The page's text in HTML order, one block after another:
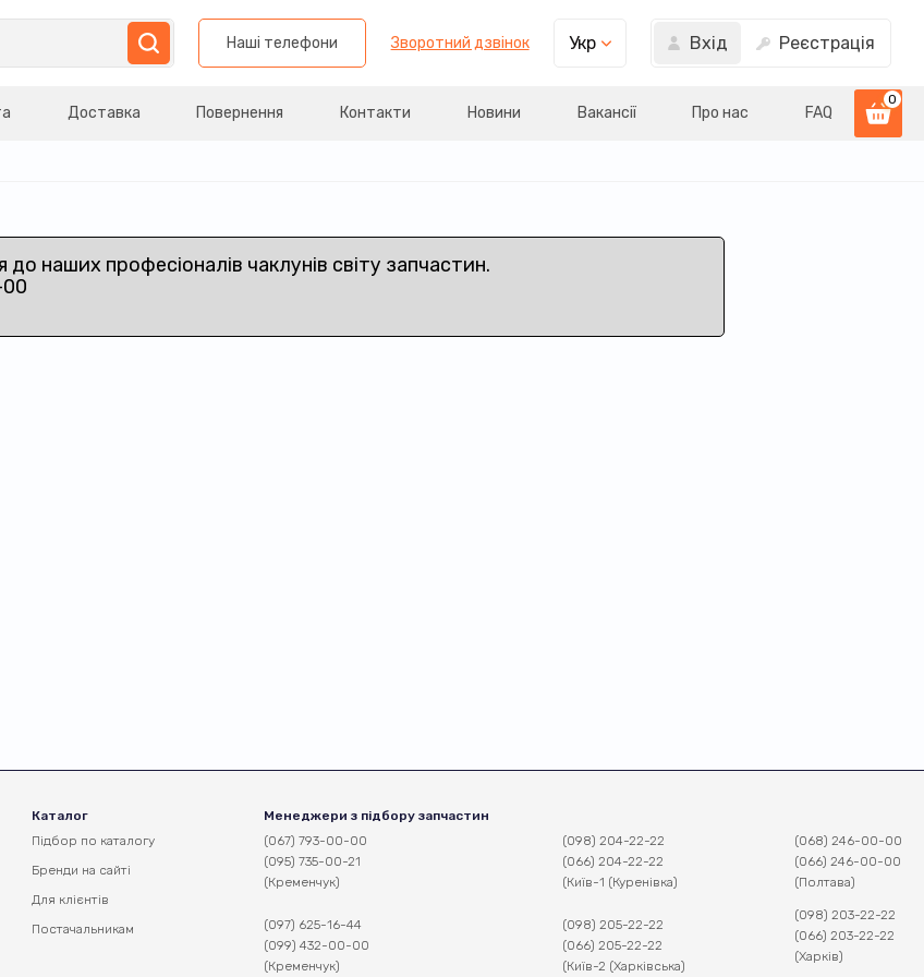
Наші телефони Зворотний дзвінок Укр Вхід Реєстрація
Доставка Повернення Контакти Новини Вакансії Про нас FAQ
0
до наших професіоналів чаклунів світу запчастин.
Каталог
Підбор по каталогу
Бренди на сайті
Для клієнтів
Постачальникам
Менеджери з підбору запчастин
(067) 793-00-00
(095) 735-00-21
(Кременчук)
(097) 625-16-44
(099) 432-00-00
(Кременчук)
(098) 204-22-22
(066) 204-22-22
(Київ-1 (Куренівка)
(098) 205-22-22
(066) 205-22-22
(Київ-2 (Харківська)
(068) 246-00-00
(066) 246-00-00
(Полтава)
(098) 203-22-22
(066) 203-22-22
(Харків)